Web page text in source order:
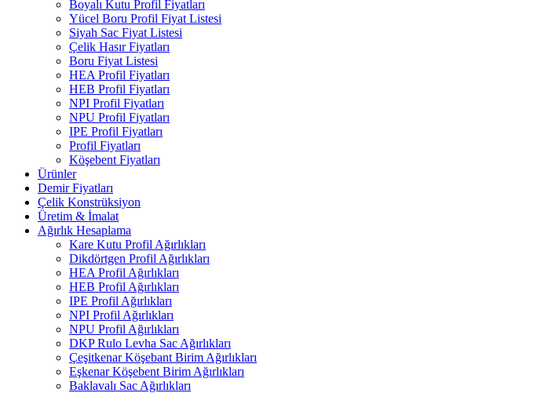
Boyalı Kutu Profil Fiyatları
Yücel Boru Profil Fiyat Listesi
Siyah Sac Fiyat Listesi
Çelik Hasır Fiyatları
Boru Fiyat Listesi
HEA Profil Fiyatları
HEB Profil Fiyatları
NPI Profil Fiyatları
NPU Profil Fiyatları
IPE Profil Fiyatları
Profil Fiyatları
Köşebent Fiyatları
Ürünler
Demir Fiyatları
Çelik Konstrüksiyon
Üretim & İmalat
Ağırlık Hesaplama
Kare Kutu Profil Ağırlıkları
Dikdörtgen Profil Ağırlıkları
HEA Profil Ağırlıkları
HEB Profil Ağırlıkları
IPE Profil Ağırlıkları
NPI Profil Ağırlıkları
NPU Profil Ağırlıkları
DKP Rulo Levha Sac Ağırlıkları
Çeşitkenar Köşebant Birim Ağırlıkları
Eşkenar Köşebent Birim Ağırlıkları
Baklavalı Sac Ağırlıkları